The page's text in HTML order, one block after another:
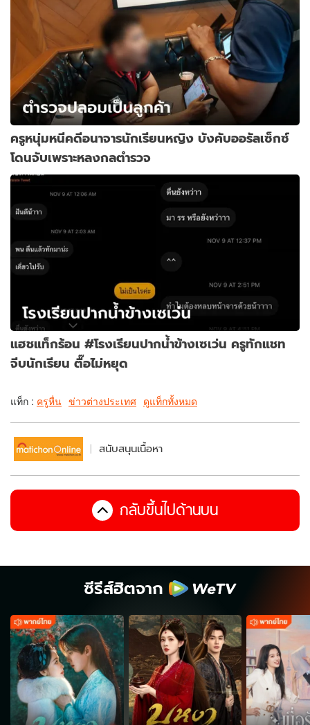
ครูหนุ่มหนีคดีอนาจารนักเรียนหญิง บังคับออรัลเซ็กซ์
โดนจับเพราะหลงกลตำรวจ
แฮชแท็กร้อน #โรงเรียนปากน้ำข้างเซเว่น ครูทักแชท
จีบนักเรียน ตื๊อไม่หยุด
แท็ก : ครูหื่น ข่าวต่างประเทศ ดูแท็กทั้งหมด
สนับสนุนเนื้อหา
กลับขึ้นไปด้านบน
ซีรีส์ฮิตจาก